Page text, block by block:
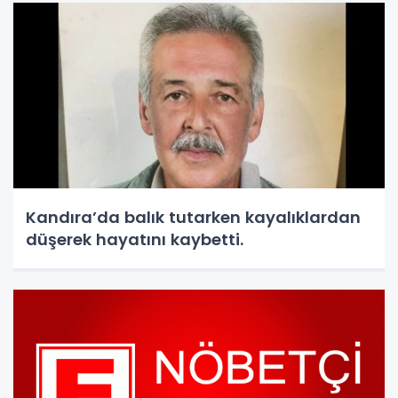
Kandıra’da balık tutarken kayalıklardan
düşerek hayatını kaybetti.